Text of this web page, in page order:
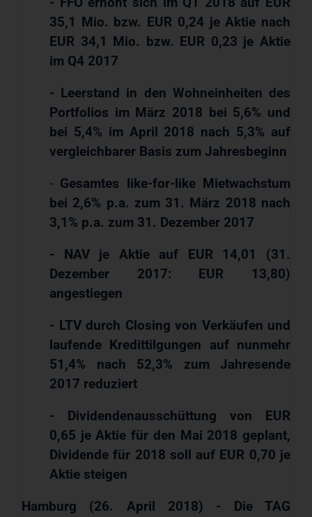
35,1 Mio. bzw. EUR 0,24 je Aktie nach
EUR 34,1 Mio. bzw. EUR 0,23 je Aktie
im Q4 2017
- Leerstand in den Wohneinheiten des
Portfolios im März 2018 bei 5,6% und
bei 5,4% im April 2018 nach 5,3% auf
vergleichbarer Basis zum Jahresbeginn
- Gesamtes like-for-like Mietwachstum
bei 2,6% p.a. zum 31. März 2018 nach
3,1% p.a. zum 31. Dezember 2017
- NAV je Aktie auf EUR 14,01 (31.
Dezember 2017: EUR 13,80)
angestiegen
- LTV durch Closing von Verkäufen und
laufende Kredittilgungen auf nunmehr
51,4% nach 52,3% zum Jahresende
2017 reduziert
- Dividendenausschüttung von EUR
0,65 je Aktie für den Mai 2018 geplant,
Dividende für 2018 soll auf EUR 0,70 je
Aktie steigen
Hamburg (26. April 2018) - Die TAG